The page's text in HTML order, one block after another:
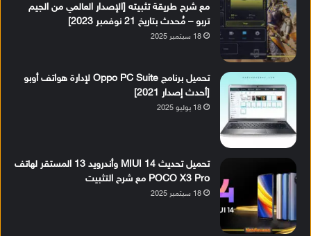
مع شرح طريقة تثبيته [الإصدار العالمي من الجيم
تربو – مُحدث بتاريخ 21 نوفمبر 2023]
18 سبتمبر 2025
تحميل برنامج Oppo PC Suite لإدارة هواتف أوبو
[أحدث إصدار 2021]
18 يوليو 2025
تحميل تحديث MIUI 14 وأندرويد 13 المستقر لهاتف
POCO X3 Pro مع شرح التثبيت
18 سبتمبر 2025